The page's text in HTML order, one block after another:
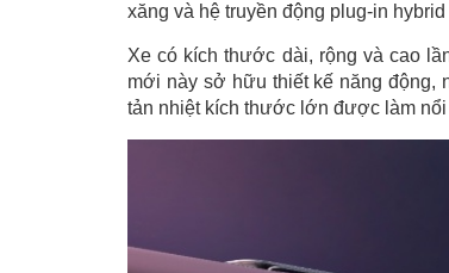
xăng và hệ truyền động plug-in
Xe có kích thước dài, rộng và cao
mới này sở hữu thiết kế năng động,
tản nhiệt kích thước lớn được làm